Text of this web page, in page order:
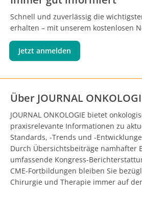
Schnell und zuverlässig die
erhalten – mit unserem kostenlosen
Jetzt anmelden
Über JOURNAL
JOURNAL ONKOLOGIE bietet
praxisrelevante Informationen zu
Standards, -Trends und -
Durch Übersichtsbeiträge namhafter
umfassende Kongress-
CME-Fortbildungen bleiben Sie
Chirurgie und Therapie immer auf